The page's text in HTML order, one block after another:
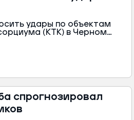
удары по объектам
(КТК) в Черном
спрогнозировал